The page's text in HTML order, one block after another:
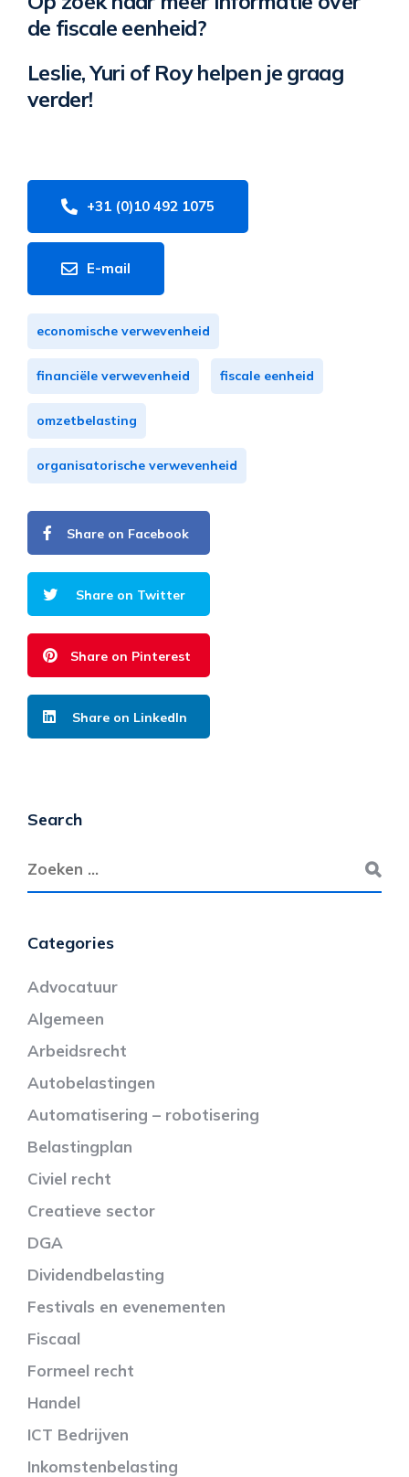
de fiscale eenheid?
Leslie, Yuri of Roy helpen je graag
verder!
+31 (0)10 492 1075
E-mail
economische verwevenheid
financiële verwevenheid fiscale eenheid
omzetbelasting
organisatorische verwevenheid
Share on Facebook
Share on Twitter
Share on Pinterest
Share on LinkedIn
Search
Categories
Advocatuur
Algemeen
Arbeidsrecht
Autobelastingen
Automatisering – robotisering
Belastingplan
Civiel recht
Creatieve sector
DGA
Dividendbelasting
Festivals en evenementen
Fiscaal
Formeel recht
Handel
ICT Bedrijven
Inkomstenbelasting